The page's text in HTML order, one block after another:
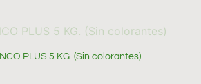
PLUS 5 KG. (Sin colorantes)